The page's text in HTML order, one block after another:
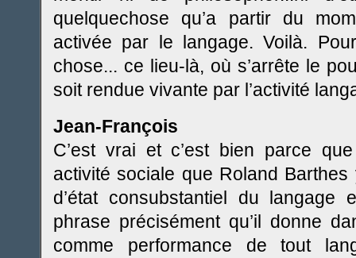
quelquechose qu’a partir du
activée par le langage. Voilà.
chose... ce lieu-là, où s’arrête le
soit rendue vivante par l’activité
Jean-François
C’est vrai et c’est bien parce
activité sociale que Roland
d’état consubstantiel du
phrase précisément qu’il donne
comme performance de tout